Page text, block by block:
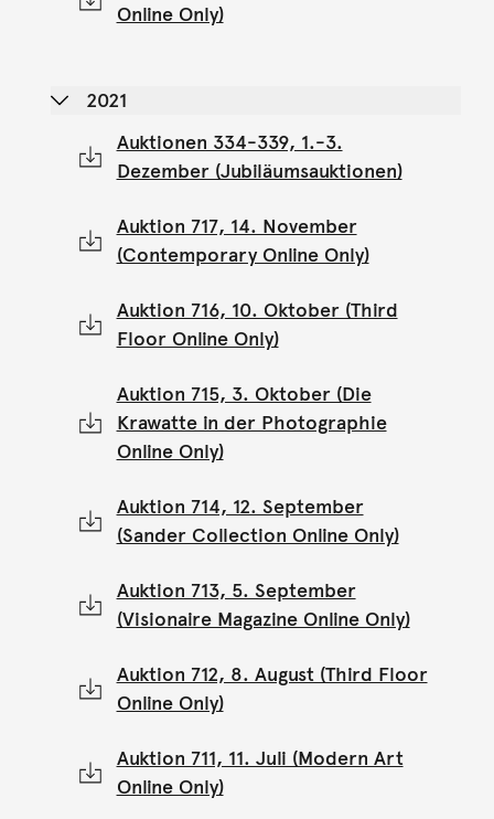
Online Only)
2021
Auktionen 334-339, 1.-3.
Dezember (Jubiläumsauktionen)
Auktion 717, 14. November
(Contemporary Online Only)
Auktion 716, 10. Oktober (Third
Floor Online Only)
Auktion 715, 3. Oktober (Die
Krawatte in der Photographie
Online Only)
Auktion 714, 12. September
(Sander Collection Online Only)
Auktion 713, 5. September
(Visionaire Magazine Online Only)
Auktion 712, 8. August (Third Floor
Online Only)
Auktion 711, 11. Juli (Modern Art
Online Only)